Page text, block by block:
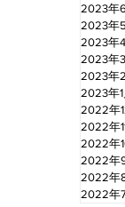
2023年
2023年
2023年
2023年
2023年
2023年1
2022年
2022年
2022年
2022年
2022年
2022年